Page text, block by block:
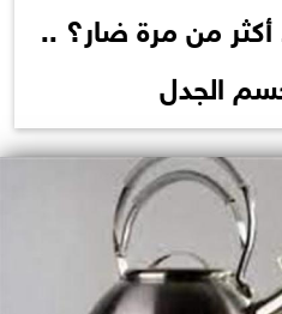
أكثر من مرة ضار؟ ..
الجدل